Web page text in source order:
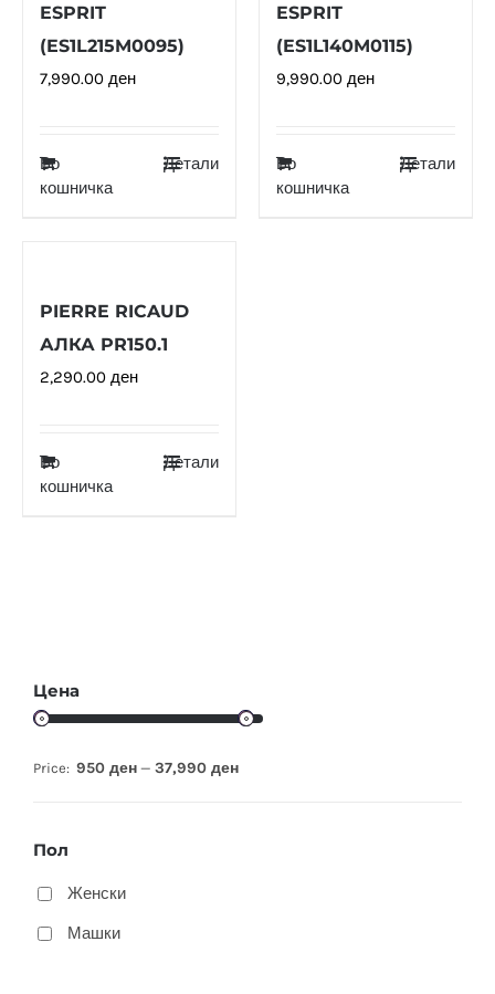
ESPRIT
(ES1L215M0095)
7,990.00 ден
Во
кошничка
Детали
ESPRIT
(ES1L140M0115)
9,990.00 ден
Во
кошничка
Детали
PIERRE RICAUD
АЛКА PR150.1
2,290.00 ден
Во
кошничка
Детали
Цена
Price: 950 ден — 37,990 ден
Пол
Женски
Машки